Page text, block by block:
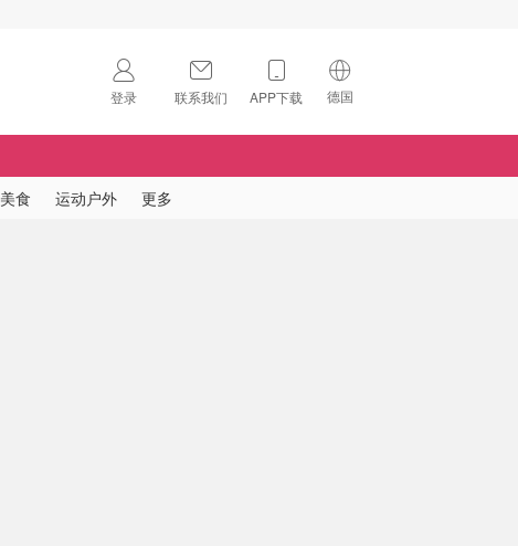
登录 联系我们 APP下载 德国
🇺🇸
美食 运动户外 更多